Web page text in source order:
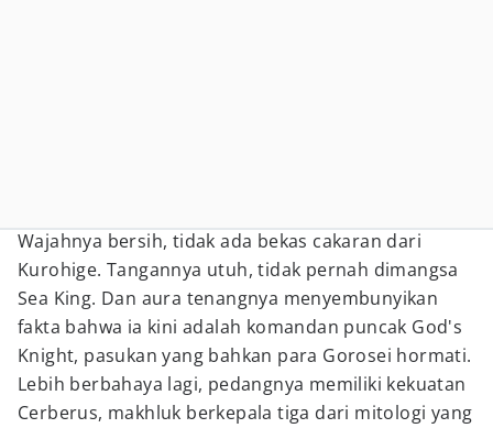
Wajahnya bersih, tidak ada bekas cakaran dari
Kurohige. Tangannya utuh, tidak pernah dimangsa
Sea King. Dan aura tenangnya menyembunyikan
fakta bahwa ia kini adalah komandan puncak God's
Knight, pasukan yang bahkan para Gorosei hormati.
Lebih berbahaya lagi, pedangnya memiliki kekuatan
Cerberus, makhluk berkepala tiga dari mitologi yang